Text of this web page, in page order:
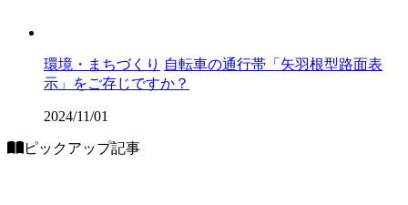
環境・まちづくり 自転車の通行帯「矢羽根型路面表
示」をご存じですか？
2024/11/01
ピックアップ記事